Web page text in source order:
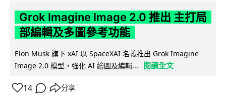
Grok Imagine Image 2.0 推出 主打局
部編輯及多圖參考功能
Elon Musk 旗下 xAI 以 SpaceXAI 名義推出 Grok Imagine
Image 2.0 模型，強化 AI 繪圖及編輯...
閱讀全文
14 分享